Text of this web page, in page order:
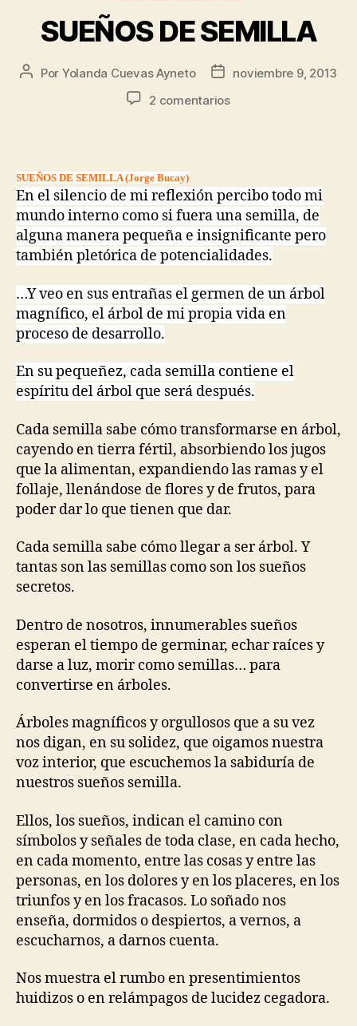
SUEÑOS DE SEMILLA
Por Yolanda Cuevas Ayneto
noviembre 9, 2013
2 comentarios
SUEÑOS DE SEMILLA (Jorge Bucay)
En el silencio de mi reflexión percibo todo mi
mundo interno como si fuera una semilla, de
alguna manera pequeña e insignificante pero
también pletórica de potencialidades.
…Y veo en sus entrañas el germen de un árbol
magnífico, el árbol de mi propia vida en
proceso de desarrollo.
En su pequeñez, cada semilla contiene el
espíritu del árbol que será después.
Cada semilla sabe cómo transformarse en árbol,
cayendo en tierra fértil, absorbiendo los jugos
que la alimentan, expandiendo las ramas y el
follaje, llenándose de flores y de frutos, para
poder dar lo que tienen que dar.
Cada semilla sabe cómo llegar a ser árbol. Y
tantas son las semillas como son los sueños
secretos.
Dentro de nosotros, innumerables sueños
esperan el tiempo de germinar, echar raíces y
darse a luz, morir como semillas… para
convertirse en árboles.
Árboles magníficos y orgullosos que a su vez
nos digan, en su solidez, que oigamos nuestra
voz interior, que escuchemos la sabiduría de
nuestros sueños semilla.
Ellos, los sueños, indican el camino con
símbolos y señales de toda clase, en cada hecho,
en cada momento, entre las cosas y entre las
personas, en los dolores y en los placeres, en los
triunfos y en los fracasos. Lo soñado nos
enseña, dormidos o despiertos, a vernos, a
escucharnos, a darnos cuenta.
Nos muestra el rumbo en presentimientos
huidizos o en relámpagos de lucidez cegadora.